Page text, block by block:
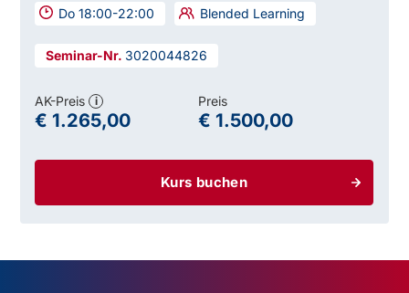
Do 18:00-22:00 Blended Learning
3020044826
Kurs buchen
AK-Preis i
€ 1.265,00
Preis
€ 1.500,00